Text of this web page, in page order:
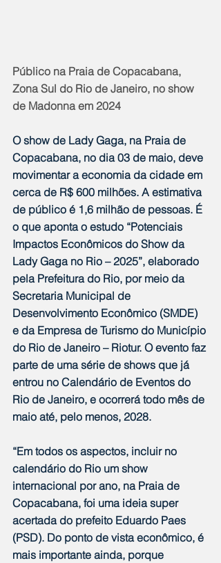
Público na Praia de Copacabana,
Zona Sul do Rio de Janeiro, no show
de Madonna em 2024
O show de Lady Gaga, na Praia de
Copacabana, no dia 03 de maio, deve
movimentar a economia da cidade em
cerca de R$ 600 milhões. A estimativa
de público é 1,6 milhão de pessoas. É
o que aponta o estudo “Potenciais
Impactos Econômicos do Show da
Lady Gaga no Rio – 2025”, elaborado
pela Prefeitura do Rio, por meio da
Secretaria Municipal de
Desenvolvimento Econômico (SMDE)
e da Empresa de Turismo do Município
do Rio de Janeiro – Riotur. O evento faz
parte de uma série de shows que já
entrou no Calendário de Eventos do
Rio de Janeiro, e ocorrerá todo mês de
maio até, pelo menos, 2028.
“Em todos os aspectos, incluir no
calendário do Rio um show
internacional por ano, na Praia de
Copacabana, foi uma ideia super
acertada do prefeito Eduardo Paes
(PSD). Do ponto de vista econômico, é
mais importante ainda, porque